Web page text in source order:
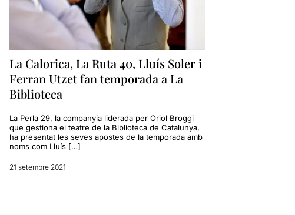
La Calorica, La Ruta 40, Lluís Soler i
Ferran Utzet fan temporada a La
Biblioteca
La Perla 29, la companyia liderada per Oriol Broggi
que gestiona el teatre de la Biblioteca de Catalunya,
ha presentat les seves apostes de la temporada amb
noms com Lluís […]
21 setembre 2021